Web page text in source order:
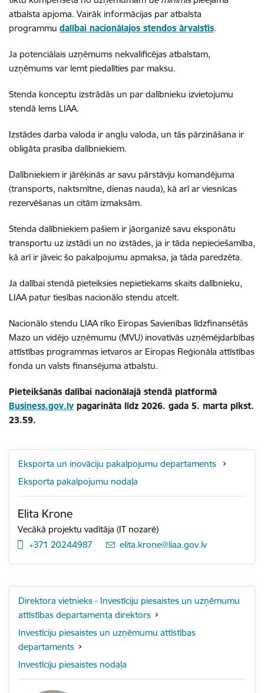
atbalsta apjoma. Vairāk informācijas par atbalsta
programmu dalībai nacionālajos stendos ārvalstīs.
Ja potenciālais uzņēmums nekvalificējas atbalstam,
uzņēmums var lemt piedalīties par maksu.
Stenda konceptu izstrādās un par dalībnieku izvietojumu
stendā lems LIAA.
Izstādes darba valoda ir angļu valoda, un tās pārzināšana ir
obligāta prasība dalībniekiem.
Dalībniekiem ir jārēķinās ar savu pārstāvju komandējuma
(transports, naktsmītne, dienas nauda), kā arī ar viesnīcas
rezervēšanas un citām izmaksām.
Stenda dalībniekiem pašiem ir jāorganizē savu eksponātu
transportu uz izstādi un no izstādes, ja ir tāda nepieciešamība,
kā arī ir jāveic šo pakalpojumu apmaksa, ja tāda paredzēta.
Ja dalībai stendā pieteiksies nepietiekams skaits dalībnieku,
LIAA patur tiesības nacionālo stendu atcelt.
Nacionālo stendu LIAA rīko Eiropas Savienības līdzfinansētās
Mazo un vidējo uzņēmumu (MVU) inovatīvās uzņēmējdarbības
attīstības programmas ietvaros ar Eiropas Reģionāla attīstības
fonda un valsts finansējuma atbalstu.
Pieteikšanās dalībai nacionālajā stendā platformā
Business.gov.lv pagarināta līdz 2026. gada 5. marta plkst.
23.59.
Eksporta un inovāciju pakalpojumu departaments
Eksporta pakalpojumu nodaļa
Elita Krone
Vecākā projektu vadītāja (IT nozarē)
+371 20244987
E-pasts:
elita.krone@liaa.gov.lv
Direktora vietnieks - Investīciju piesaistes un uzņēmumu
attīstības departamenta direktors
Investīciju piesaistes un uzņēmumu attīstības
departaments
Investīciju piesaistes nodaļa